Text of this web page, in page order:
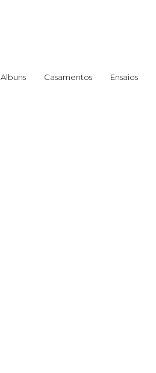
Albuns Casamentos Ensaios